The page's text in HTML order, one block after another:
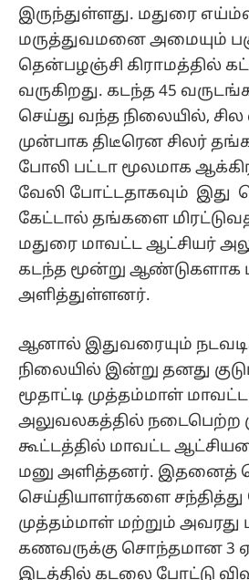
இருந்துள்ளது. மதுரை
மருத்துவமனை அமையும்
தென்பழஞ்சி கிராமத்தில்
வருகிறது. கடந்த 45
செய்து வந்த நிலையில்,
முன்பாக திடீரென சிலர்
போலி பட்டா மூலமாக
வேலி போட்டதாகவும் இது
கேட்டால் தங்களை
மதுரை மாவட்ட ஆட்சியர்
கடந்த மூன்று ஆண்டுகளாக
அளித்துள்ளனர்.
ஆனால் இதுவரையும்
நிலையில் இன்று தனது
மூதாட்டி முத்தம்மாள்
அலுவலகத்தில் நடைபெற்ற
கூட்டத்தில் மாவட்ட
மனு அளித்தனர். இதனைத்
செய்தியாளர்களை சந்தித்து
முத்தம்மாள் மற்றும் அவரது
கணவருக்கு சொந்தமான 3
இடத்தில் கடலை போட்டு